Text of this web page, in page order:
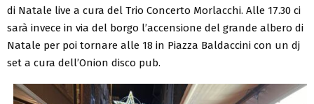
di Natale live a cura del Trio Concerto Morlacchi. Alle 17.30 ci
sarà invece in via del borgo l’accensione del grande albero di
Natale per poi tornare alle 18 in Piazza Baldaccini con un dj
set a cura dell’Onion disco pub.